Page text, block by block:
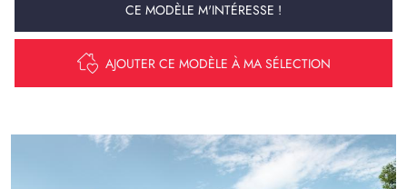
CE MODÈLE M'INTÉRESSE !
AJOUTER CE MODÈLE À MA SÉLECTION